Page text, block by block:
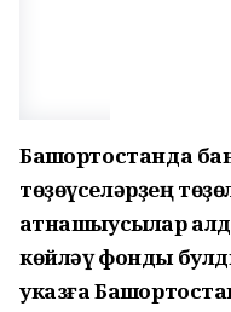
Башҡортостанда
төҙөүселәрҙең
ҡатнашыусылар
көйләү фонды
указға